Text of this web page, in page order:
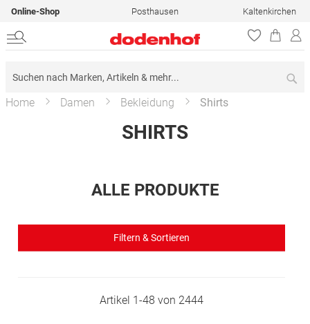
Online-Shop Posthausen Kaltenkirchen
Home Damen Bekleidung Shirts
SHIRTS
ALLE PRODUKTE
Filtern & Sortieren
Artikel 1-48 von 2444